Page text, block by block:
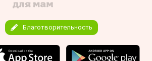
Благотворительность